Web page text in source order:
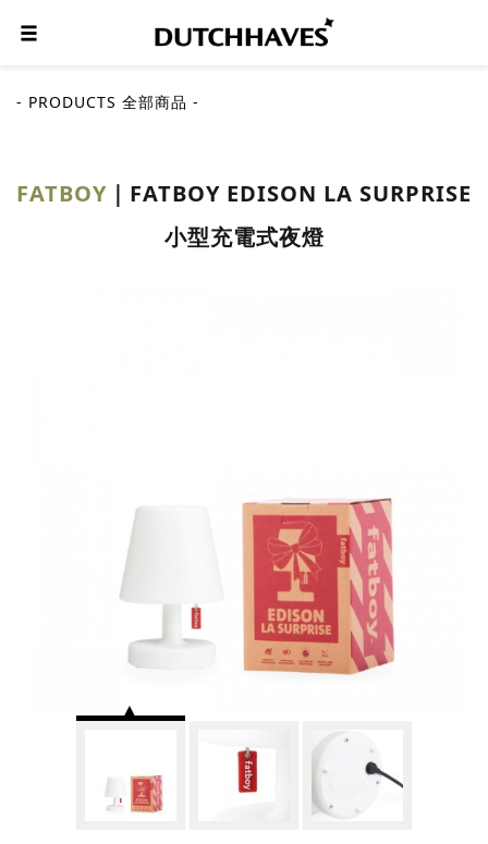
- PRODUCTS 全部商品 -
FATBOY
FATBOY EDISON LA SURPRISE
小型充電式夜燈